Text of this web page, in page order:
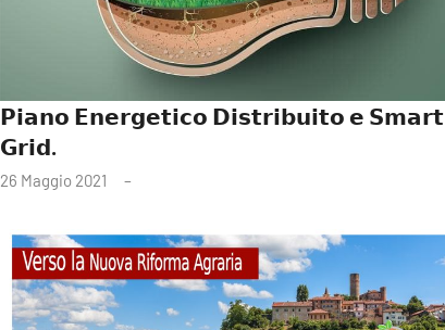
𝗣𝗶𝗮𝗻𝗼 𝗘𝗻𝗲𝗿𝗴𝗲𝘁𝗶𝗰𝗼 𝗗𝗶𝘀𝘁𝗿𝗶𝗯𝘂𝗶𝘁𝗼 𝗲 𝗦𝗺𝗮𝗿𝘁
𝗚𝗿𝗶𝗱.
26 Maggio 2021